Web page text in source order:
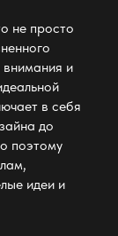
не просто
внимания и
в себя
до
поэтому
идеи и